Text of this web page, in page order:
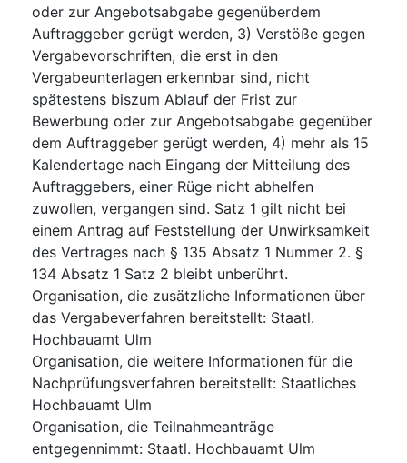
oder zur Angebotsabgabe gegenüberdem
Auftraggeber gerügt werden, 3) Verstöße gegen
Vergabevorschriften, die erst in den
Vergabeunterlagen erkennbar sind, nicht
spätestens biszum Ablauf der Frist zur
Bewerbung oder zur Angebotsabgabe gegenüber
dem Auftraggeber gerügt werden, 4) mehr als 15
Kalendertage nach Eingang der Mitteilung des
Auftraggebers, einer Rüge nicht abhelfen
zuwollen, vergangen sind. Satz 1 gilt nicht bei
einem Antrag auf Feststellung der Unwirksamkeit
des Vertrages nach § 135 Absatz 1 Nummer 2. §
134 Absatz 1 Satz 2 bleibt unberührt.
Organisation, die zusätzliche Informationen über
das Vergabeverfahren bereitstellt: Staatl.
Hochbauamt Ulm
Organisation, die weitere Informationen für die
Nachprüfungsverfahren bereitstellt: Staatliches
Hochbauamt Ulm
Organisation, die Teilnahmeanträge
entgegennimmt: Staatl. Hochbauamt Ulm